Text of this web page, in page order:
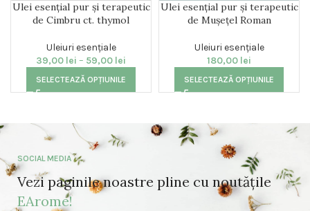
Ulei esențial pur și terapeutic
de Cimbru ct. thymol
Uleiuri esențiale
39,00 lei – 59,00 lei
SELECTEAZĂ OPȚIUNILE
Ulei esențial pur și terapeutic
de Mușețel Roman
Uleiuri esențiale
180,00 lei
SELECTEAZĂ OPȚIUNILE
SOCIAL MEDIA
Vezi paginile noastre pline cu noutățile
EArome!